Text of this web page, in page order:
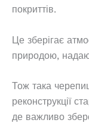
покриттів.
Це зберігає
природою,
Тож така
реконструкції
де важливо